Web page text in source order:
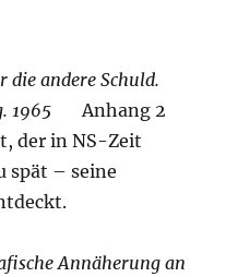
die andere Schuld.
1965 Anhang 2
der in NS-Zeit
spät – seine
Annäherung an